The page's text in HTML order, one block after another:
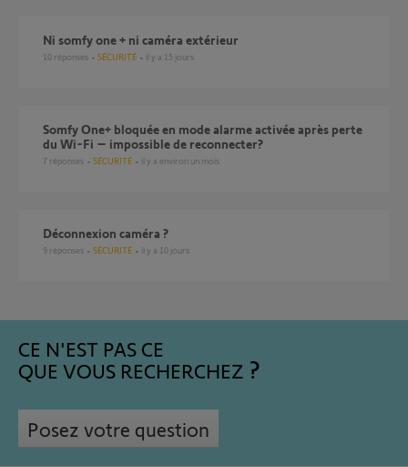
Ni somfy one + ni caméra extérieur
10 réponses SÉCURITÉ il y a 15 jours
Somfy One+ bloquée en mode alarme activée après perte
du Wi-Fi – impossible de reconnecter?
7 réponses SÉCURITÉ il y a environ un mois
Déconnexion caméra ?
9 réponses SÉCURITÉ il y a 10 jours
CE N'EST PAS CE
QUE VOUS RECHERCHEZ
Posez votre question